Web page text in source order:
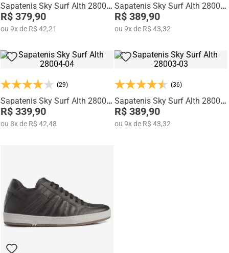
Sapatenis Sky Surf Alth 28006-
00
R$ 379,90
ou 9xde R$ 42,21
Sapatenis Sky Surf Alth 28003-
05
R$ 389,90
ou 9xde R$ 43,32
(29)
Sapatenis Sky Surf Alth 28004-
04
R$ 339,90
ou 8xde R$ 42,48
(36)
Sapatenis Sky Surf Alth 28003-
03
R$ 389,90
ou 9xde R$ 43,32